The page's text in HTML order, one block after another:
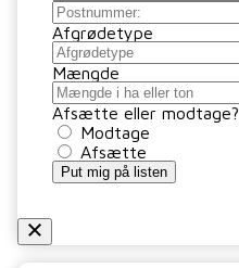
Afgrødetype
Mængde
Afsætte eller modtage?
Modtage
Afsætte
Put mig på listen